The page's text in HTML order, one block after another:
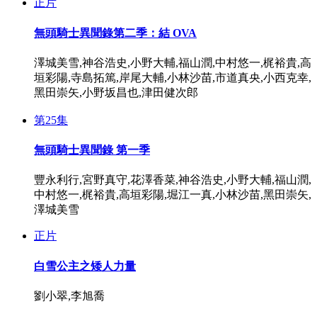
正片
無頭騎士異聞錄第二季：結 OVA
澤城美雪,神谷浩史,小野大輔,福山潤,中村悠一,梶裕貴,高
垣彩陽,寺島拓篤,岸尾大輔,小林沙苗,市道真央,小西克幸,
黑田崇矢,小野坂昌也,津田健次郎
第25集
無頭騎士異聞錄 第一季
豐永利行,宮野真守,花澤香菜,神谷浩史,小野大輔,福山潤,
中村悠一,梶裕貴,高垣彩陽,堀江一真,小林沙苗,黑田崇矢,
澤城美雪
正片
白雪公主之矮人力量
劉小翠,李旭喬